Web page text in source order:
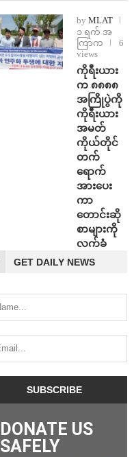
by MLAT
၁ ရက် အ
ကြာက
6
views
ကိုရီးယား
က ၈၈၈၈
အကြိုပွဲကို
ကိုရီးယား
အမတ်
ကိုယ်တိုင်
တက်
ရောက်
အားပေး
ကာ
တောင်းဆို
စာများကို
လက်ခံ
GET DAILY NEWS
DONATE US
SAFELY